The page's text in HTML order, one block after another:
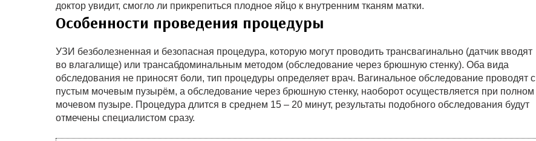
доктор увидит, смогло ли прикрепиться плодное яйцо к внутренним тканям матки.
Особенности проведения процедуры
УЗИ безболезненная и безопасная процедура, которую могут проводить трансвагинально (датчик вводят
во влагалище) или трансабдоминальным методом (обследование через брюшную стенку). Оба вида
обследования не приносят боли, тип процедуры определяет врач. Вагинальное обследование проводят с
пустым мочевым пузырём, а обследование через брюшную стенку, наоборот осуществляется при полном
мочевом пузыре. Процедура длится в среднем 15 – 20 минут, результаты подобного обследования будут
отмечены специалистом сразу.